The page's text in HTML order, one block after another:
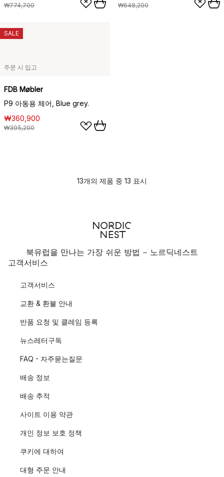
₩774,700 ₩648,200
주문 시 입고
FDB Møbler
P9 아동용 체어, Blue grey.
₩360,900
₩395,200
SALE
13개의 제품 중 13 표시
북유럽을 만나는 가장 쉬운 방법 - 노르딕네스트
고객서비스
고객서비스
교환 & 환불 안내
반품 요청 및 클레임 등록
뉴스레터구독
FAQ - 자주묻는질문
배송 정보
배송 추적
사이트 이용 약관
개인 정보 보호 정책
쿠키에 대하여
대형 주문 안내